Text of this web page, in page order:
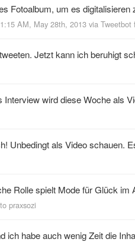
Fotoalbum, um es
AM, May 28th, 2013 via Tweetbot
Jetzt kann ich beruhigt
wird diese Woche als
Unbedingt als Video schauen.
Rolle spielt Mode für Glück
praxsozi
ich habe auch wenig Zeit die